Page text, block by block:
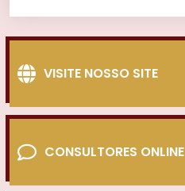
VISITE NOSSO SITE
CONSULTORES ONLINE